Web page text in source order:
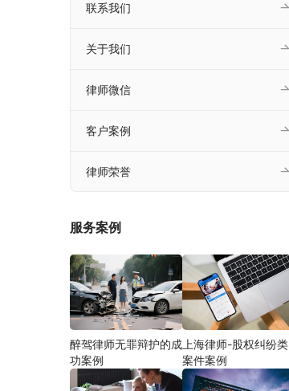
联系我们
关于我们
律师微信
客户案例
律师荣誉
服务案例
醉驾律师无罪辩护的成
功案例
上海律师-股权纠纷类
案件案例